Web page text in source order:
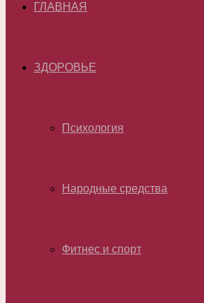
ГЛАВНАЯ
ЗДОРОВЬЕ
Психология
Народные средства
Фитнес и спорт